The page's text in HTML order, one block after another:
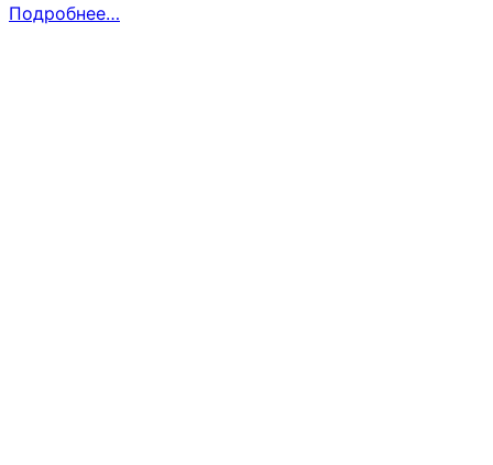
Подробнее…